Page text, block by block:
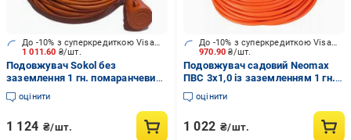
1 011.60 ₴/шт.
До -10% з суперкредиткою Visa Вигода
Подовжувач Sokol без
заземлення 1 гн. помаранчевий
30 м 166992
оцінити
1 124 ₴/шт.
970.90₴/шт.
До -10% з суперкредиткою Visa Вигода
Подовжувач садовий Neomax
ПВС 3х1,0 із заземленням 1 гн.
помаранчевий 10 м NX531110
оцінити
1 022 ₴/шт.